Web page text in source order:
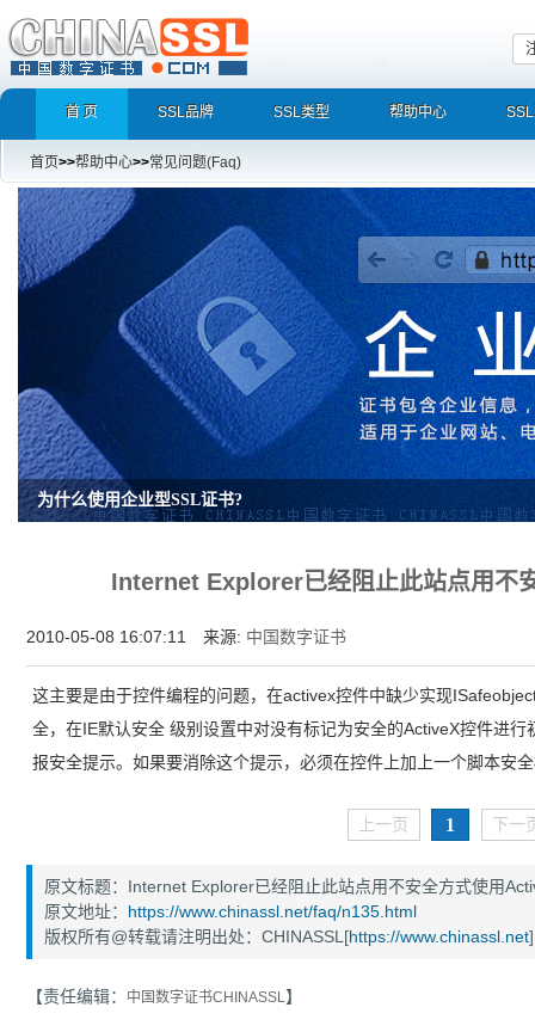
首 页 SSL品牌 SSL类型 帮助中心
首页>>帮助中心>>常见问题(Faq)
为什么使用企业型SSL证书?
付、政府机构...Internet Explorer已经阻止此站点用不
2010-05-08 16:07:11 来源: 中国数字证书
这主要是由于控件编程的问题，在activex控件中缺少实现
全，在IE默认安全 级别设置中对没有标记为安全的ActiveX控件进
报安全提示。如果要消除这个提示，必须在控件上加上一个脚本安
上一页 1 下一
原文标题：Internet Explorer已经阻止此站点用不安全方式使用
原文地址： https://www.chinassl.net/faq/n135.html
版权所有@转载请注明出处：CHINASSL[https://www.chinassl.net]
【责任编辑： 中国数字证书CHINASSL】